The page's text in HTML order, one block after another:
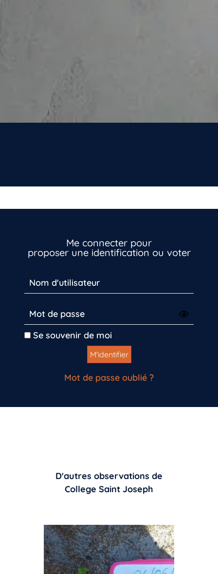
Me connecter pour
proposer une identification ou voter
Se souvenir de moi
Mot de passe oublié ?
D'autres observations de
College Saint Joseph
Inscrivez-vous dès maintenant